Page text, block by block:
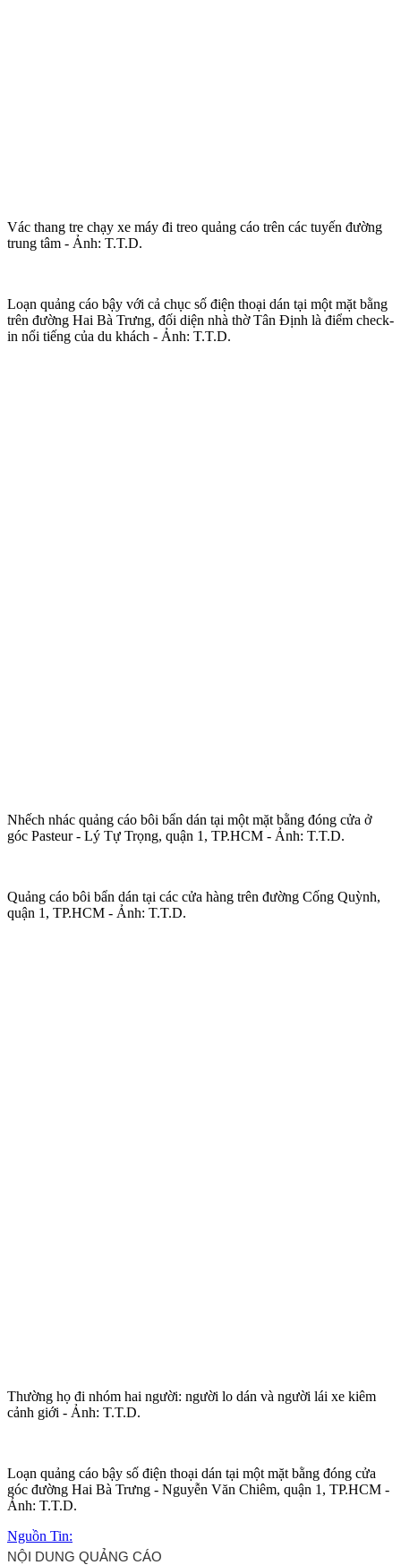
Vác thang tre chạy xe máy đi treo quảng cáo trên các tuyến đường
trung tâm - Ảnh: T.T.D.
Loạn quảng cáo bậy với cả chục số điện thoại dán tại một mặt bằng
trên đường Hai Bà Trưng, đối diện nhà thờ Tân Định là điểm check-
in nổi tiếng của du khách - Ảnh: T.T.D.
Nhếch nhác quảng cáo bôi bẩn dán tại một mặt bằng đóng cửa ở
góc Pasteur - Lý Tự Trọng, quận 1, TP.HCM - Ảnh: T.T.D.
Quảng cáo bôi bẩn dán tại các cửa hàng trên đường Cống Quỳnh,
quận 1, TP.HCM - Ảnh: T.T.D.
Thường họ đi nhóm hai người: người lo dán và người lái xe kiêm
cảnh giới - Ảnh: T.T.D.
Loạn quảng cáo bậy số điện thoại dán tại một mặt bằng đóng cửa
góc đường Hai Bà Trưng - Nguyễn Văn Chiêm, quận 1, TP.HCM -
Ảnh: T.T.D.
Nguồn Tin: